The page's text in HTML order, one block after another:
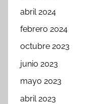
abril 2024
febrero 2024
octubre 2023
junio 2023
mayo 2023
abril 2023